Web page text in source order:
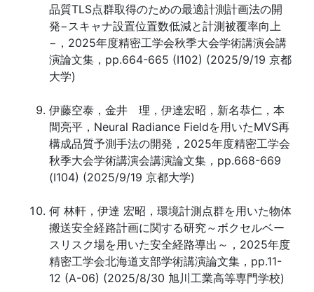
品質TLS点群取得のための最適計測計画法の開
発−スキャナ設置位置数低減と計測被覆率向上
−，2025年度精密工学会秋季大会学術講演会講
演論文集，pp.664-665 (I102) (2025/9/19 京都
大学)
伊藤空泰，金井 理，伊達宏昭，新名恭仁，本
間亮平，Neural Radiance Fieldを用いたMVS再
構成品質予測手法の開発，2025年度精密工学会
秋季大会学術講演会講演論文集，pp.668-669
(I104) (2025/9/19 京都大学)
何 林軒，伊達 宏昭，環境計測点群を用いた物体
搬送安全経路計画に関する研究～ボクセルベー
スリスク場を用いた安全経路導出～，2025年度
精密工学会北海道支部学術講演論文集，pp.11-
12 (A-06) (2025/8/30 旭川工業高等専門学校)